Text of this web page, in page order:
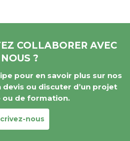
COLLABORER AVEC
NOUS ?
pour en savoir plus sur nos
ou discuter d’un projet
ou de formation.
nous